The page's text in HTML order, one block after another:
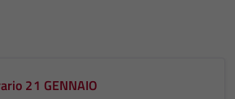
21 GENNAIO